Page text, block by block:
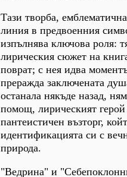
Тази творба,
линия в предвоенния
изпълнява ключова роля:
лирическия сюжет на
поврат; с нея идва
преражда заключената
останала някъде назад,
помощ, лирическият герой
пантеистичен възторг,
идентификацията си с
природа.
"Ведрина" и